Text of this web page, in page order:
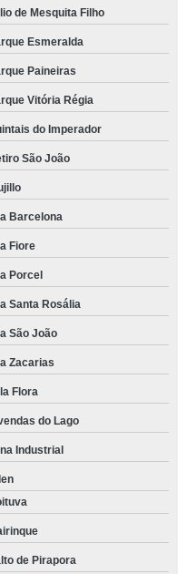
de Mesquita Filho
Esmeralda
Paineiras
Vitória Régia
do Imperador
São João
Barcelona
Fiore
Porcel
Santa Rosália
São João
Zacarias
Flora
do Lago
Industrial
de Pirapora